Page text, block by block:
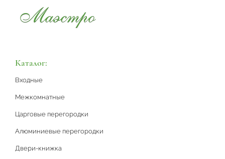
Каталог:
Входные
Межкомнатные
Царговые перегородки
Алюминиевые перегородки
Двери-книжка